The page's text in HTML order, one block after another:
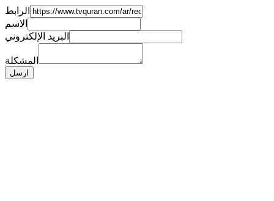
الرابط
الاسم
البريد الإلكتروني
المشكلة
ارسل